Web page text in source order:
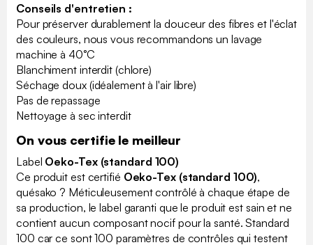
Conseils d'entretien :
Pour préserver durablement la douceur des fibres et l'éclat
des couleurs, nous vous recommandons un lavage
machine à 40°C
Blanchiment interdit (chlore)
Séchage doux (idéalement à l'air libre)
Pas de repassage
Nettoyage à sec interdit
On vous certifie le meilleur
Label Oeko-Tex (standard 100)
Ce produit est certifié Oeko-Tex (standard 100),
quésako ? Méticuleusement contrôlé à chaque étape de
sa production, le label garanti que le produit est sain et ne
contient aucun composant nocif pour la santé. Standard
100 car ce sont 100 paramètres de contrôles qui testent